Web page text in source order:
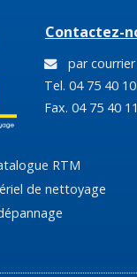
Contactez-
par
Tel. 04 75 40
Fax. 04 75 40
RTM
de nettoyage